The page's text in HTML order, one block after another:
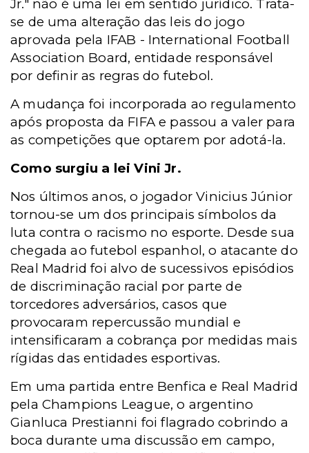
Jr." não é uma lei em sentido jurídico. Trata-
se de uma alteração das leis do jogo
aprovada pela IFAB - International Football
Association Board, entidade responsável
por definir as regras do futebol.
A mudança foi incorporada ao regulamento
após proposta da FIFA e passou a valer para
as competições que optarem por adotá-la.
Como surgiu a lei Vini Jr.
Nos últimos anos, o jogador Vinicius Júnior
tornou-se um dos principais símbolos da
luta contra o racismo no esporte. Desde sua
chegada ao futebol espanhol, o atacante do
Real Madrid foi alvo de sucessivos episódios
de discriminação racial por parte de
torcedores adversários, casos que
provocaram repercussão mundial e
intensificaram a cobrança por medidas mais
rígidas das entidades esportivas.
Em uma partida entre Benfica e Real Madrid
pela Champions League, o argentino
Gianluca Prestianni foi flagrado cobrindo a
boca durante uma discussão em campo,